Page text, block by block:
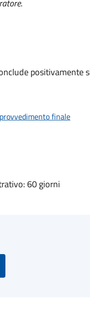
.
positivamente
finale
60 giorni